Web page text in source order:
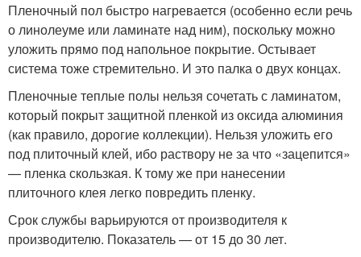
Пленочный пол быстро нагревается (особенно если речь
о линолеуме или ламинате над ним), поскольку можно
уложить прямо под напольное покрытие. Остывает
система тоже стремительно. И это палка о двух концах.
Пленочные теплые полы нельзя сочетать с ламинатом,
который покрыт защитной пленкой из оксида алюминия
(как правило, дорогие коллекции). Нельзя уложить его
под плиточный клей, ибо раствору не за что «зацепится»
— пленка скользкая. К тому же при нанесении
плиточного клея легко повредить пленку.
Срок службы варьируются от производителя к
производителю. Показатель — от 15 до 30 лет.